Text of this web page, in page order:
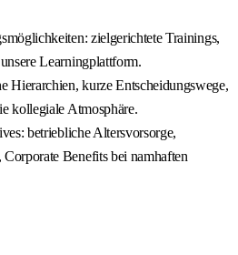
zielgerichtete Trainings,
Learningplattform.
Hierarchien, kurze Entscheidungswege,
kollegiale Atmosphäre.
betriebliche Altersvorsorge,
Benefits bei namhaften